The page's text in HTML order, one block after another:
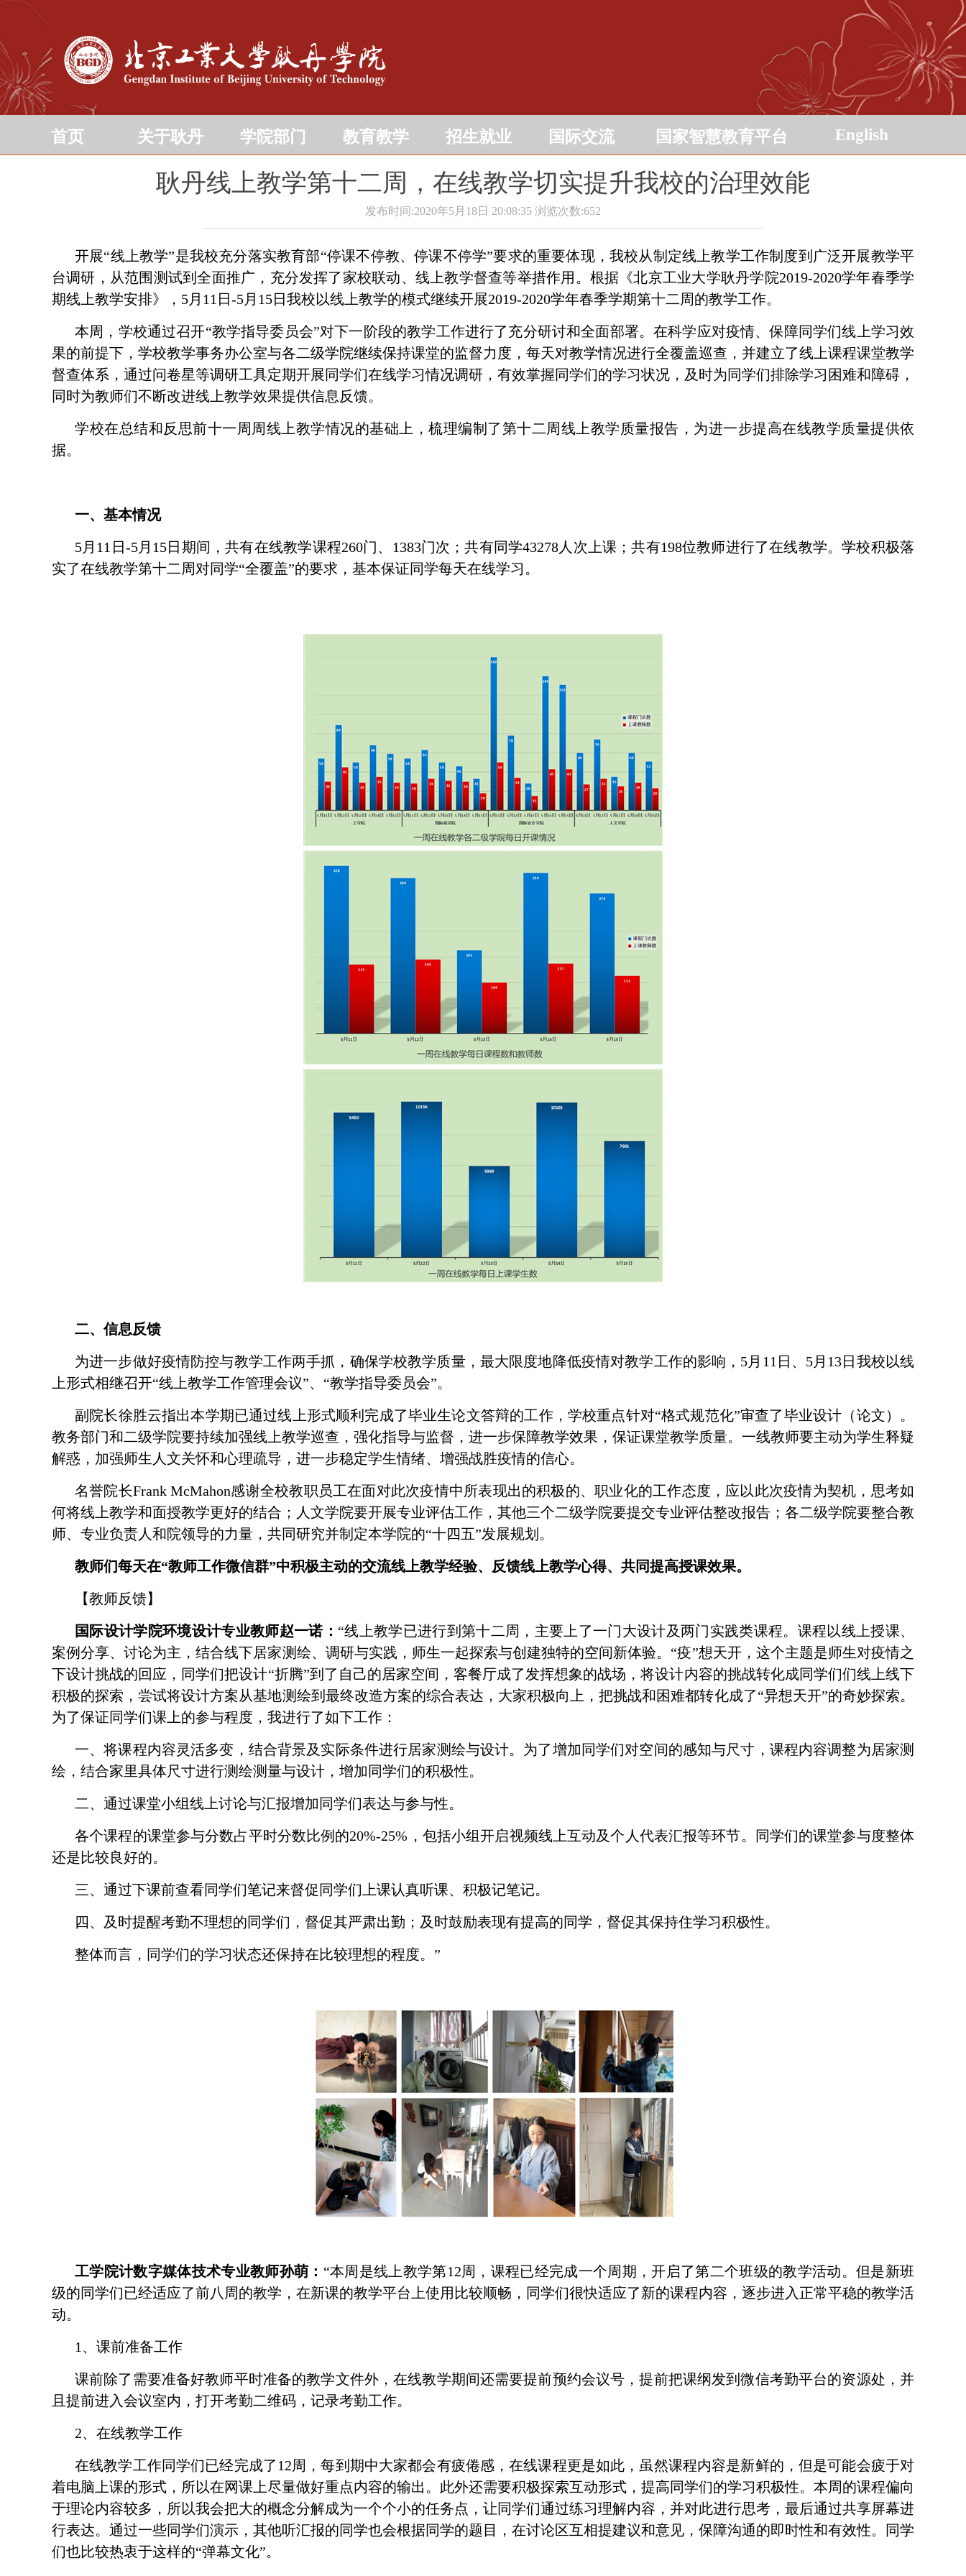
首页 关于耿丹 学院部门 教育教学 招生就业 国际交流 国家智慧教育平台 English
耿丹线上教学第十二周，在线教学切实提升我校的治理效能
发布时间:2020年5月18日 20:08:35 浏览次数:652
开展“线上教学”是我校充分落实教育部“停课不停教、停课不停学”要求的重要体现，我校从制定线上教学工作制度到广泛开展教学平
台调研，从范围测试到全面推广，充分发挥了家校联动、线上教学督查等举措作用。根据《北京工业大学耿丹学院2019-2020学年春季学
期线上教学安排》， 5月 11 日 -5月 15日我校以线上教学的模式继续开展2019-2020学年春季学期第十二周的教学工作。
本周，学校通过召开“教学指导委员会”对下一阶段的教学工作进行了充分研讨和全面部署。在科学应对疫情、保障同学们线上学习效
果的前提下，学校教学事务办公室与各二级学院继续保持课堂的监督力度，每天对教学情况进行全覆盖巡查，并建立了线上课程课堂教学
督查体系，通过问卷星等调研工具定期开展同学们在线学习情况调研，有效掌握同学们的学习状况，及时为同学们排除学习困难和障碍，
同时为教师们不断改进线上教学效果提供信息反馈。
学校在总结和反思前十一周周线上教学情况的基础上，梳理编制了第十二周线上教学质量报告，为进一步提高在线教学质量提供依
据。
一、基本情况
5月 11 日 -5月 15日期间，共有在线教学课程260门、 1383门次；共有同学43278人次上课；共有198位教师进行了在线教学。学校积极落
实了在线教学第十二周对同学“全覆盖”的要求，基本保证同学每天在线学习。
二、信息反馈
为进一步做好疫情防控与教学工作两手抓，确保学校教学质量，最大限度地降低疫情对教学工作的影响， 5月 11 日、 5月 13日我校以线
上形式相继召开“线上教学工作管理会议”、 “教学指导委员会”。
副院长徐胜云指出本学期已通过线上形式顺利完成了毕业生论文答辩的工作，学校重点针对“格式规范化”审查了毕业设计（论文）。
教务部门和二级学院要持续加强线上教学巡查，强化指导与监督，进一步保障教学效果，保证课堂教学质量。一线教师要主动为学生释疑
解惑，加强师生人文关怀和心理疏导，进一步稳定学生情绪、增强战胜疫情的信心。
名誉院长Frank McMahon感谢全校教职员工在面对此次疫情中所表现出的积极的、职业化的工作态度，应以此次疫情为契机，思考如
何将线上教学和面授教学更好的结合；人文学院要开展专业评估工作，其他三个二级学院要提交专业评估整改报告；各二级学院要整合教
师、专业负责人和院领导的力量，共同研究并制定本学院的“十四五”发展规划。
教师们每天在“教师工作微信群”中积极主动的交流线上教学经验、反馈线上教学心得、共同提高授课效果。
【教师反馈】
国际设计学院环境设计专业教师赵一诺： “线上教学已进行到第十二周，主要上了一门大设计及两门实践类课程。课程以线上授课、
案例分享、讨论为主，结合线下居家测绘、调研与实践，师生一起探索与创建独特的空间新体验。 “疫”想天开，这个主题是师生对疫情之
下设计挑战的回应，同学们把设计“折腾”到了自己的居家空间，客餐厅成了发挥想象的战场，将设计内容的挑战转化成同学们们线上线下
积极的探索，尝试将设计方案从基地测绘到最终改造方案的综合表达，大家积极向上，把挑战和困难都转化成了“异想天开”的奇妙探索。
为了保证同学们课上的参与程度，我进行了如下工作：
一、将课程内容灵活多变，结合背景及实际条件进行居家测绘与设计。为了增加同学们对空间的感知与尺寸，课程内容调整为居家测
绘，结合家里具体尺寸进行测绘测量与设计，增加同学们的积极性。
二、通过课堂小组线上讨论与汇报增加同学们表达与参与性。
各个课程的课堂参与分数占平时分数比例的20%-25% ，包括小组开启视频线上互动及个人代表汇报等环节。同学们的课堂参与度整体
还是比较良好的。
三、通过下课前查看同学们笔记来督促同学们上课认真听课、积极记笔记。
四、及时提醒考勤不理想的同学们，督促其严肃出勤；及时鼓励表现有提高的同学，督促其保持住学习积极性。
整体而言，同学们的学习状态还保持在比较理想的程度。 ”
工学院计数字媒体技术专业教师孙萌： “本周是线上教学第12周，课程已经完成一个周期，开启了第二个班级的教学活动。但是新班
级的同学们已经适应了前八周的教学，在新课的教学平台上使用比较顺畅，同学们很快适应了新的课程内容，逐步进入正常平稳的教学活
动。
1 、课前准备工作
课前除了需要准备好教师平时准备的教学文件外，在线教学期间还需要提前预约会议号，提前把课纲发到微信考勤平台的资源处，并
且提前进入会议室内，打开考勤二维码，记录考勤工作。
2、在线教学工作
在线教学工作同学们已经完成了12周，每到期中大家都会有疲倦感，在线课程更是如此，虽然课程内容是新鲜的，但是可能会疲于对
着电脑上课的形式，所以在网课上尽量做好重点内容的输出。此外还需要积极探索互动形式，提高同学们的学习积极性。本周的课程偏向
于理论内容较多，所以我会把大的概念分解成为一个个小的任务点，让同学们通过练习理解内容，并对此进行思考，最后通过共享屏幕进
行表达。通过一些同学们演示，其他听汇报的同学也会根据同学的题目，在讨论区互相提建议和意见，保障沟通的即时性和有效性。同学
们也比较热衷于这样的“弹幕文化”。